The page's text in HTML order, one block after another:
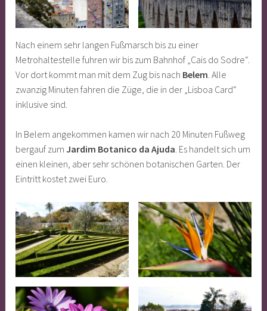
Nach einem sehr langen Fußmarsch bis zu einer
Metrohaltestelle fuhren wir bis zum Bahnhof „Cais do Sodre“.
Vor dort kommt man mit dem Zug bis nach Belem . Alle
zwanzig Minuten fahren die Züge, die in der „Lisboa Card“
inklusive sind.
In Belem angekommen kamen wir nach 20 Minuten Fußweg
bergauf zumJardim Botanico da Ajuda. Es handelt sich um
einen kleinen, aber sehr schönen botanischen Garten. Der
Eintritt kostet zwei Euro.